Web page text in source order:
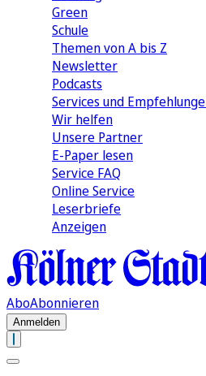
Green
Schule
Themen von A bis Z
Newsletter
Podcasts
Services und
Wir helfen
Unsere Partner
E-Paper lesen
Service FAQ
Online Service
Leserbriefe
Anzeigen
AboAbonnieren
Anmelden